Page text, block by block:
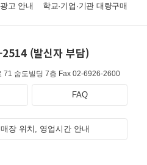
광고 안내 학교·기업·기관 대량구매
(발신자 부담)
71 숨도빌딩 7층 Fax 02-6926-2600
FAQ
장 위치, 영업시간 안내